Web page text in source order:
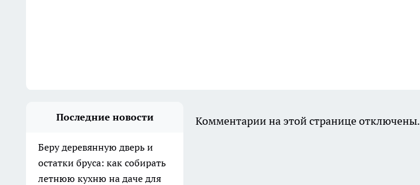
Последние новости
Беру деревянную дверь и
остатки бруса: как собирать
летнюю кухню на даче для
Комментарии на этой странице отключены.